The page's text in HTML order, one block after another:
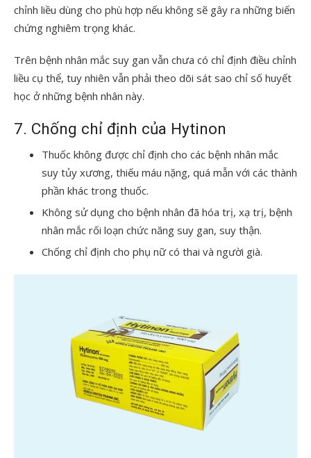
chỉnh liều dùng cho phù hợp nếu không sẽ gây ra những biến
chứng nghiêm trọng khác.
Trên bệnh nhân mắc suy gan vẫn chưa có chỉ định điều chỉnh
liều cụ thể, tuy nhiên vẫn phải theo dõi sát sao chỉ số huyết
học ở những bệnh nhân này.
7. Chống chỉ định của Hytinon
Thuốc không được chỉ định cho các bệnh nhân mắc
suy tủy xương, thiếu máu nặng, quá mẫn với các thành
phần khác trong thuốc.
Không sử dụng cho bệnh nhân đã hóa trị, xạ trị, bệnh
nhân mắc rối loạn chức năng suy gan, suy thận.
Chống chỉ định cho phụ nữ có thai và người già.